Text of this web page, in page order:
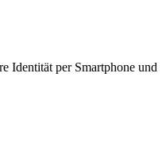
Identität per Smartphone und